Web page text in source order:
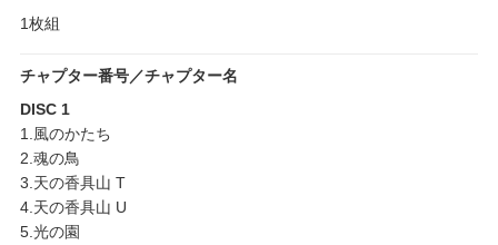
1枚組
チャプター番号／チャプター名
DISC 1
1.風のかたち
2.魂の鳥
3.天の香具山 T
4.天の香具山 U
5.光の園